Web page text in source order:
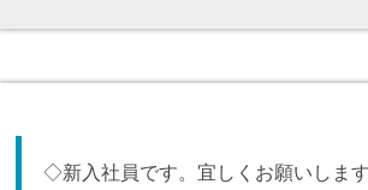
◇新入社員です。宜しくお願いしま